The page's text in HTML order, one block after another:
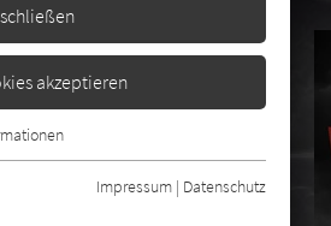
akzeptieren
Funktionen der Webseite
Webseite einwandfrei
Impressum | Datenschutz